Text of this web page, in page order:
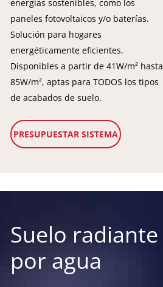
energías sostenibles, como los
paneles fotovoltaicos y/o baterías.
Solución para hogares
energéticamente eficientes.
Disponibles a partir de 41W/m² hasta
85W/m², aptas para TODOS los tipos
de acabados de suelo.
PRESUPUESTAR SISTEMA
Suelo radiante
por agua